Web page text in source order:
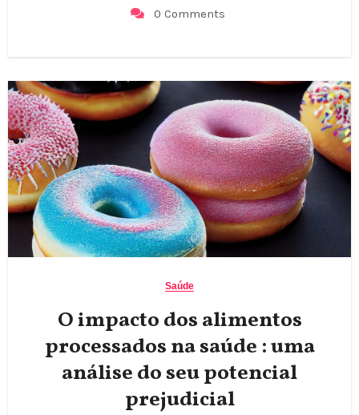
0 Comments
Saúde
O impacto dos alimentos
processados na saúde : uma
análise do seu potencial
prejudicial